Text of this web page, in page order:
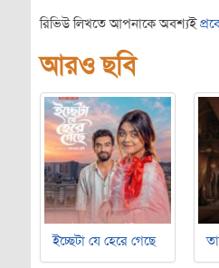
রিভিউ লিখতে আপনাকে অবশ্যই
আরও ছবি
ইচ্ছেটা যে হেরে গেছে